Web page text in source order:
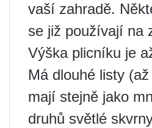
vaší zahradě.
se již používají na
Výška plicníku je
Má dlouhé listy
mají stejně jako
druhů světlé